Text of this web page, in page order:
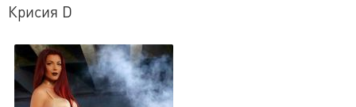
Крисия D